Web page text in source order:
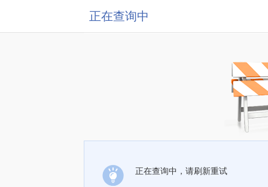
正在查询中
正在查询中，请刷新重试